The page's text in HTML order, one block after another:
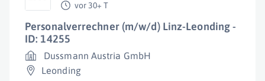
vor 30+ T
Personalverrechner (m/w/d) Linz-Leonding -
ID: 14255
Dussmann Austria GmbH
Leonding